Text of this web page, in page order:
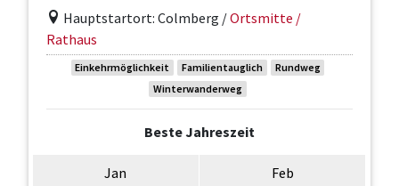
Hauptstartort: Colmberg /Ortsmitte /
Rathaus
Einkehrmöglichkeit Familientauglich
Rundweg
Winterwanderweg
Beste Jahreszeit
Jan Feb